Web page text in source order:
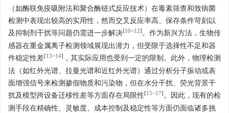
（如酶联免疫吸附法和聚合酶链式反应技术）在毒素筛查和致病菌
检测中表现出较高的实用性，然而交叉反应率高、保存条件苛刻以
及抑制剂干扰等问题仍需进一步解决[10−12] 。作为新兴方法，生物传
感器在重金属离子检测领域展现出潜力，但受限于选择性不足和器
件稳定性差[13−14]
，其实际应用也受到一定的限制。此外，物理检测
法（如红外光谱、拉曼光谱和近红外光谱）通过分析分子振动或表
面增强信号来检测掺假物质和污染物，但在水分干扰、荧光背景干
扰及模型跨设备迁移性差等方面存在局限性[15−17] 。因此，现有的检
测手段在精确性、灵敏度、成本控制及稳定性等方面仍面临诸多挑